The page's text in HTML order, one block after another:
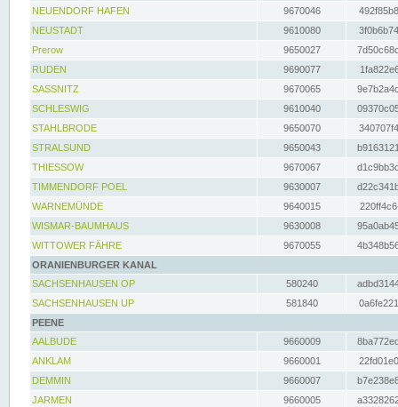
NEUENDORF HAFEN
9670046
NEUSTADT
9610080
Prerow
9650027
RUDEN
9690077
SASSNITZ
9670065
SCHLESWIG
9610040
STAHLBRODE
9650070
STRALSUND
9650043
THIESSOW
9670067
TIMMENDORF POEL
9630007
WARNEMÜNDE
9640015
WISMAR-BAUMHAUS
9630008
WITTOWER FÄHRE
9670055
ORANIENBURGER KANAL
SACHSENHAUSEN OP
580240
SACHSENHAUSEN UP
581840
PEENE
AALBUDE
9660009
ANKLAM
9660001
DEMMIN
9660007
JARMEN
9660005